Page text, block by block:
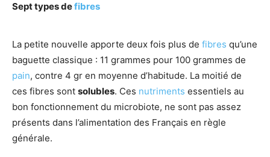
Sept types defibres
La petite nouvelle apporte deux fois plus de fibres qu’une
baguette classique : 11 grammes pour 100 grammes de
pain, contre 4 gr en moyenne d’habitude. La moitié de
ces fibres sont solubles. Ces nutriments essentiels au
bon fonctionnement du microbiote, ne sont pas assez
présents dans l’alimentation des Français en règle
générale.